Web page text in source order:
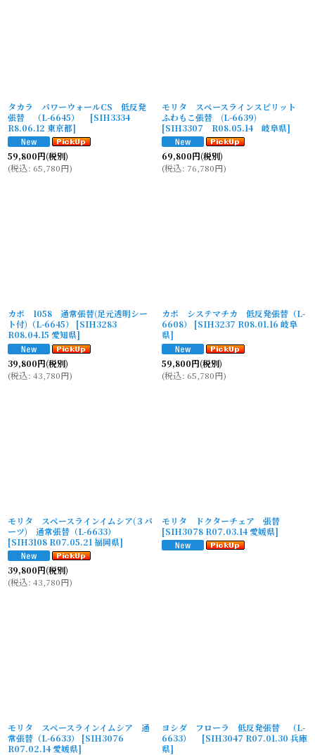
タカラ パワーウォールCS 低反発
張替 （L-6645）
[SIH3334
R8.06.12 東京都]
59,800円(税別)
(税込: 65,780円)
モリタ スペースラインスピリット
ふわもこ張替 (L-6639)
[SIH3307 R08.05.14 岐阜県]
69,800円(税別)
(税込: 76,780円)
カボ 1058 通常張替(足元透明シー
ト付)（L-6645）
[SIH3283
R08.04.15 愛知県]
39,800円(税別)
(税込: 43,780円)
カボ システマチカ 低反発張替（L-
6608）
[SIH3237 R08.01.16 岐阜
県]
59,800円(税別)
(税込: 65,780円)
モリタ スペースラインイムシア(３パ
ーツ) 通常張替（L-6633）
[SIH3108 R07.05.21 福岡県]
39,800円(税別)
(税込: 43,780円)
モリタ ドクターチェア 張替
[SIH3078 R07.03.14 愛媛県]
モリタ スペースラインイムシア 通
常張替（L-6633）
[SIH3076
R07.02.14 愛媛県]
ヨシダ フローラ 低反発張替 （L-
6633）
[SIH3047 R07.01.30 兵庫
県]